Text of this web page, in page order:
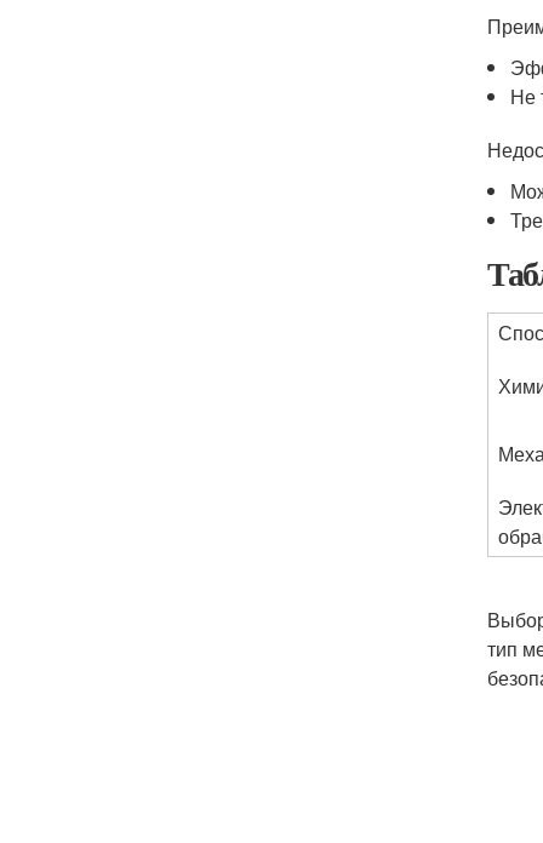
Не
тип